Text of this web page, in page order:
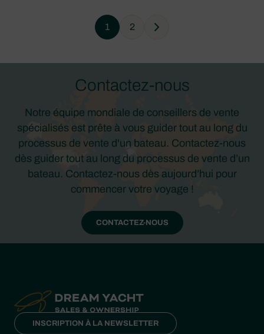
1 2 Next
Contactez-nous
Notre équipe mondiale de conseillers de vente
spécialisés est prête à vous guider tout au long du
processus de vente d'un bateau. Contactez-nous
dès guider tout au long du processus de vente d’un
bateau. Contactez-nous dès aujourd’hui pour
commencer votre voyage !
CONTACTEZ-NOUS
INSCRIPTION À LA NEWSLETTER